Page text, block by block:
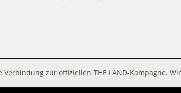
zur offiziellen THE LÄND-Kampagne.